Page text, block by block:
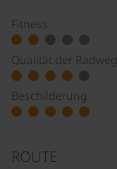
Fitness
Qualität der
Beschilderung
ROUTE